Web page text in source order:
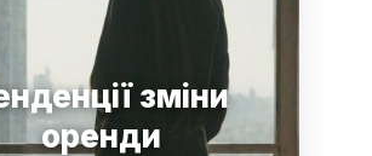
зміни
оренди